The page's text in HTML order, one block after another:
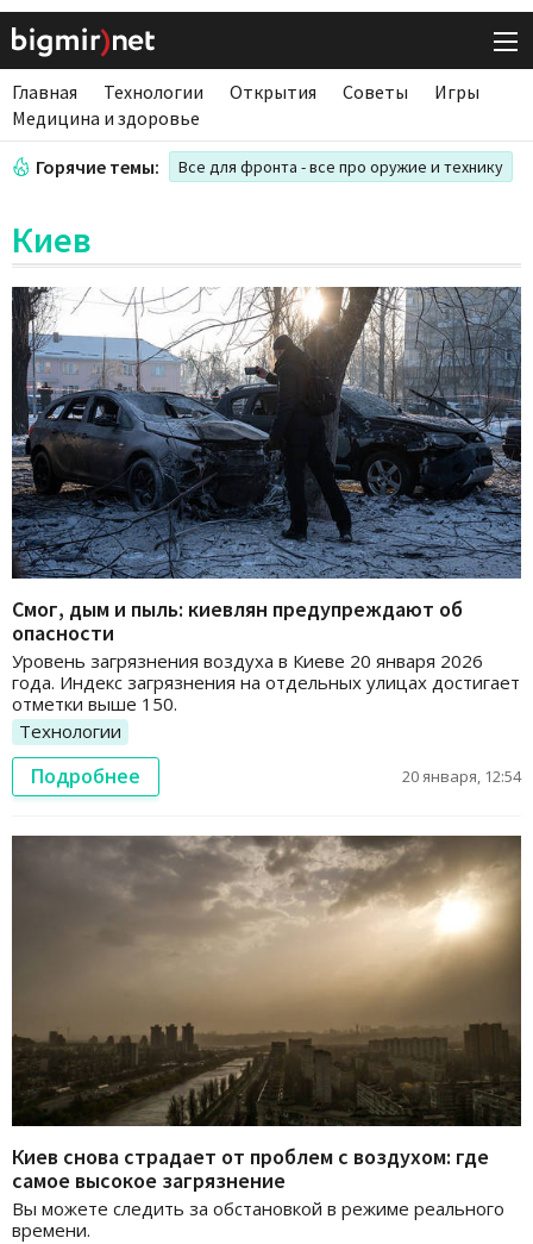
Главная Технологии Открытия Советы
Игры
Медицина и здоровье
Горячие темы: Все для фронта - все про оружие и технику
Киев
Смог, дым и пыль: киевлян предупреждают об
опасности
Уровень загрязнения воздуха в Киеве 20 января 2026
года. Индекс загрязнения на отдельных улицах достигает
отметки выше 150.
Технологии
Подробнее 20 января, 12:54
Киев снова страдает от проблем с воздухом: где
самое высокое загрязнение
Вы можете следить за обстановкой в режиме реального
времени.